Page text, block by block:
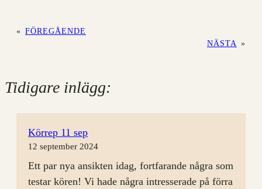
« FÖREGÅENDE
NÄSTA »
Tidigare inlägg:
Körrep 11 sep
12 september 2024
Ett par nya ansikten idag, fortfarande några som
testar kören! Vi hade några intresserade på förra